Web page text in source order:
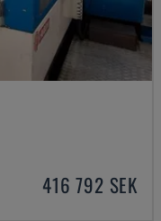
416 792 SEK